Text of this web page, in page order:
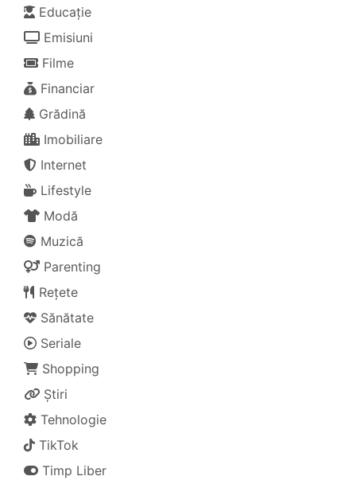
Educație
Emisiuni
Filme
Financiar
Grădină
Imobiliare
Internet
Lifestyle
Modă
Muzică
Parenting
Rețete
Sănătate
Seriale
Shopping
Știri
Tehnologie
TikTok
Timp Liber